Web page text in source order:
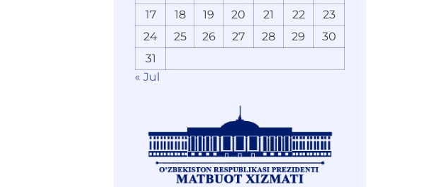
17
18 19 20 21 22
23
24
25 26 27 28 29
30
31
« Jul